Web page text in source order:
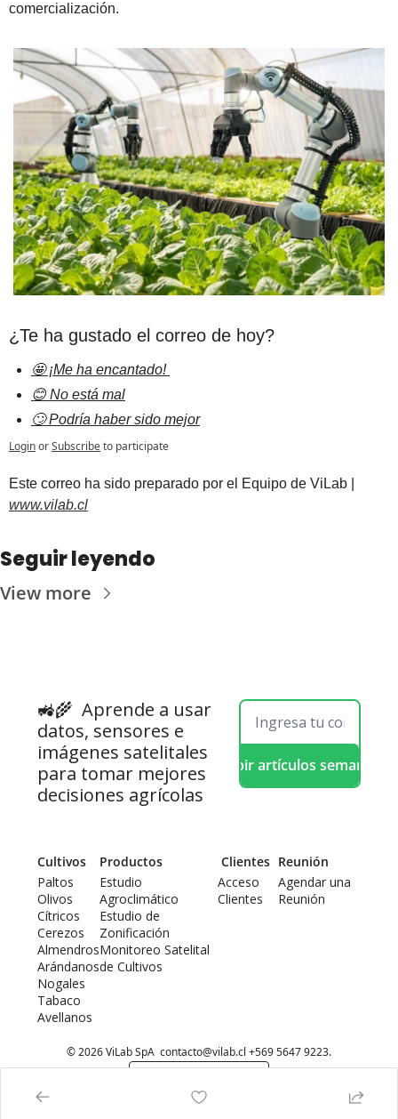
comercialización.
¿Te ha gustado el correo de hoy?
🤩 ¡Me ha encantado!
😊 No está mal
🙄 Podría haber sido mejor
LoginorSubscribeto participate
Est
www.vilab.cl
Seguir leyendo
View more
🚜🌾 Aprende a usar
datos, sensores e
imágenes satelitales
para tomar mejores
decisiones agrícolas
Recibir artículos semanales
Cultivos
Paltos
Olivos
Cítricos
Cerezos
Almendros
Arándanos
Nogales
Tabaco
Avellanos
Productos
Estudio
Agroclimático
Estudio de
Zonificación
Monitoreo Satelital
de Cultivos
Clientes
Acceso
Clientes
Reunión
Agendar una
Reunión
© 2026 ViLab SpA contacto@vilab.cl +569 5647 9223.